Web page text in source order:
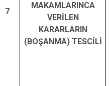
7
MAKAMLARINCA
VERİLEN
KARARLARIN
(BOŞANMA) TESCİLİ